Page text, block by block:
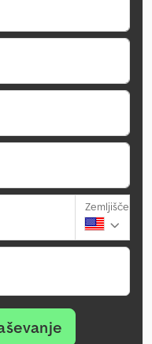
Zemljišče